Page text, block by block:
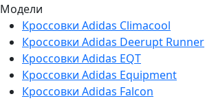
Модели
Кроссовки Adidas Climacool
Кроссовки Adidas Deerupt Runner
Кроссовки Adidas EQT
Кроссовки Adidas Equipment
Кроссовки Adidas Falcon